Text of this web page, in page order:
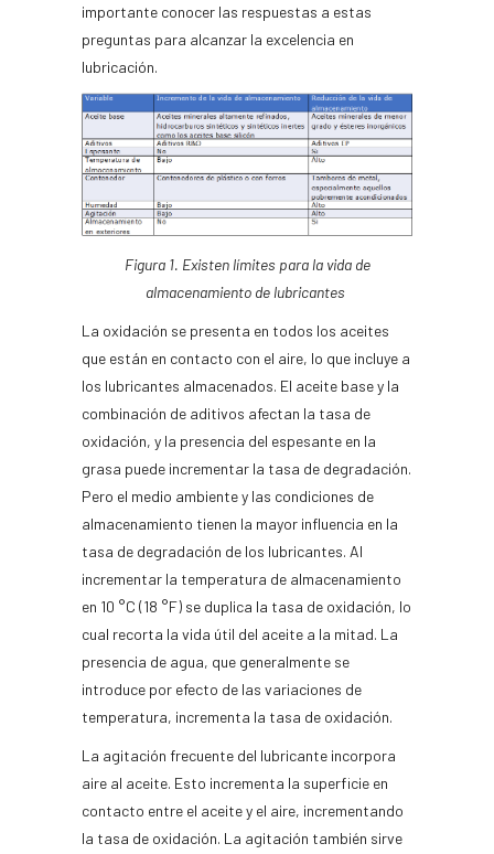
importante conocer las respuestas a estas
preguntas para alcanzar la excelencia en
lubricación.
Figura 1. Existen límites para la vida de
almacenamiento de lubricantes
La oxidación se presenta en todos los aceites
que están en contacto con el aire, lo que incluye a
los lubricantes almacenados. El aceite base y la
combinación de aditivos afectan la tasa de
oxidación, y la presencia del espesante en la
grasa puede incrementar la tasa de degradación.
Pero el medio ambiente y las condiciones de
almacenamiento tienen la mayor influencia en la
tasa de degradación de los lubricantes. Al
incrementar la temperatura de almacenamiento
en 10 °C (18 °F) se duplica la tasa de oxidación, lo
cual recorta la vida útil del aceite a la mitad. La
presencia de agua, que generalmente se
introduce por efecto de las variaciones de
temperatura, incrementa la tasa de oxidación.
La agitación frecuente del lubricante incorpora
aire al aceite. Esto incrementa la superficie en
contacto entre el aceite y el aire, incrementando
la tasa de oxidación. La agitación también sirve